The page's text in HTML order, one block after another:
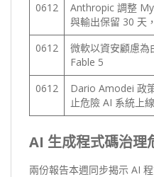
0612
Anthropic 調整
與輸出保留 30 天
0612
微軟以資安顧慮為
Fable 5
0612
Dario Amodei 政
止危險 AI 系統上線
AI 生成程式碼治理
兩份報告本週同步揭示 AI